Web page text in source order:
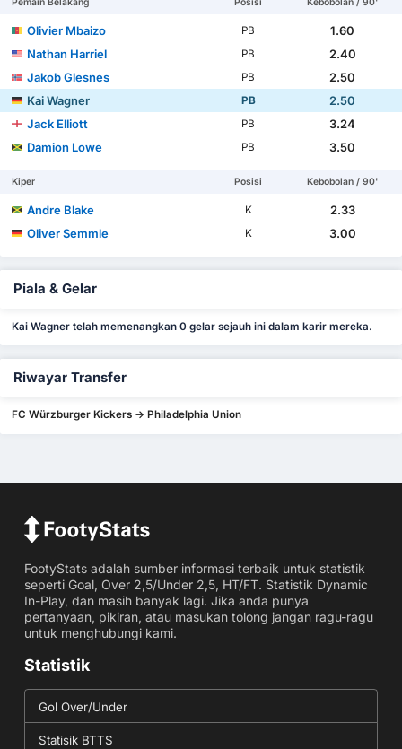
Olivier Mbaizo PB
1.60
Nathan Harriel
PB
2.40
Jakob Glesnes
PB
2.50
Kai Wagner
PB
2.50
Jack Elliott
PB
3.24
Damion Lowe
PB 3.50
Kiper Posisi Kebobolan / 90'
Andre Blake K
2.33
Oliver Semmle
K 3.00
Piala & Gelar
Kai Wagner telah memenangkan 0 gelar sejauh ini dalam karir mereka.
Riwayar Transfer
FC Würzburger Kickers -> Philadelphia Union
FootyStats adalah sumber informasi terbaik untuk statistik
seperti Goal, Over 2,5/Under 2,5, HT/FT. Statistik Dynamic
In-Play, dan masih banyak lagi. Jika anda punya
pertanyaan, pikiran, atau masukan tolong jangan ragu-ragu
untuk menghubungi kami.
Statistik
Gol Over/Under
Statisik BTTS